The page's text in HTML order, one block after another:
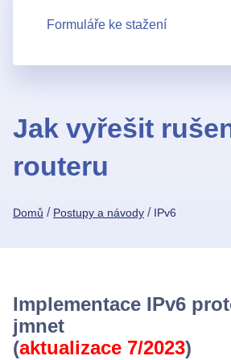
Chci se
Formuláře ke stažení
Jak vyřešit
routeru
Domů / Postupy a návody / IPv6
Implementace IPv6
jmnet
(aktualizace 7/2023)